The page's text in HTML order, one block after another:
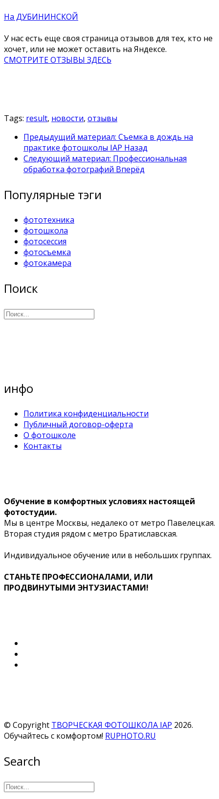
На ДУБИНИНСКОЙ
У нас есть еще своя страница отзывов для тех, кто не
хочет, или не может оставить на Яндексе.
СМОТРИТЕ ОТЗЫВЫ ЗДЕСЬ
Tags: result, новости, отзывы
Предыдущий материал: Съемка в дождь на
практике фотошколы IAP Назад
Следующий материал: Профессиональная
обработка фотографий Вперёд
Популярные тэги
фототехника
фотошкола
фотосессия
фотосъемка
фотокамера
Поиск
инфо
Политика конфиденциальности
Публичный договор-оферта
О фотошколе
Контакты
Обучение в комфортных условиях настоящей
фотостудии.
Мы в центре Москвы, недалеко от метро Павелецкая.
Вторая студия рядом с метро Братиславская.
Индивидуальное обучение или в небольших группах.
СТАНЬТЕ ПРОФЕССИОНАЛАМИ, ИЛИ
ПРОДВИНУТЫМИ ЭНТУЗИАСТАМИ!
© Copyright ТВОРЧЕСКАЯ ФОТОШКОЛА IAP 2026.
Обучайтесь с комфортом! RUPHOTO.RU
Search